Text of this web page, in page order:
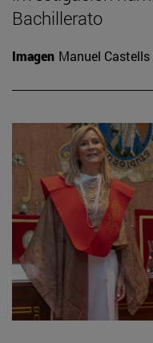
Bachillerato
Imagen Manuel Castells